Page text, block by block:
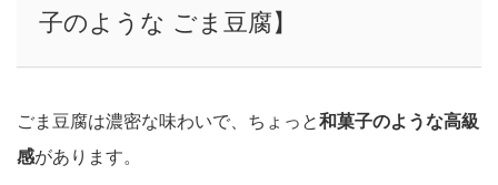
子のような ごま豆腐】
ごま豆腐は濃密な味わいで、ちょっと和菓子のような高級
感があります。